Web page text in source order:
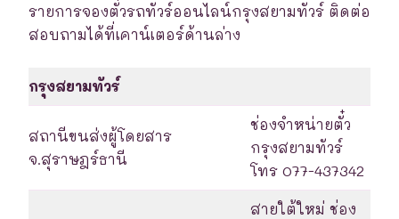
รายการจองตั๋วรถทัวร์ออนไลน์กรุงสยามทัวร์ ติดต่อ
สอบถามได้ที่เคาน์เตอร์ด้านล่าง
กรุงสยามทัวร์
สถานีขนส่งผู้โดยสาร
จ.สุราษฎร์ธานี
ช่องจำหน่ายตั๋ว
กรุงสยามทัวร์
โทร 077-437342
สายใต้ใหม่ ช่อง